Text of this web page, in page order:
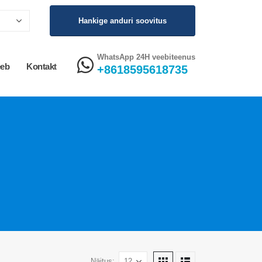
Hankige anduri soovitus
Kontakt
WhatsApp 24H veebiteenus
+8618595618735